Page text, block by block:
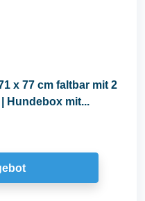
x 77 cm faltbar mit 2
Hundebox mit...